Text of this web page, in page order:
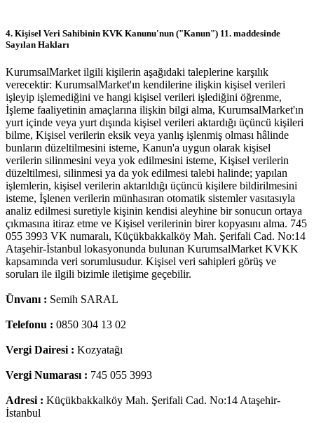
4. Kişisel Veri Sahibinin KVK Kanunu'nun ("Kanun") 11. maddesinde
Sayılan Hakları
KurumsalMarket ilgili kişilerin aşağıdaki taleplerine karşılık
verecektir: KurumsalMarket'ın kendilerine ilişkin kişisel verileri
işleyip işlemediğini ve hangi kişisel verileri işlediğini öğrenme,
İşleme faaliyetinin amaçlarına ilişkin bilgi alma, KurumsalMarket'ın
yurt içinde veya yurt dışında kişisel verileri aktardığı üçüncü kişileri
bilme, Kişisel verilerin eksik veya yanlış işlenmiş olması hâlinde
bunların düzeltilmesini isteme, Kanun'a uygun olarak kişisel
verilerin silinmesini veya yok edilmesini isteme, Kişisel verilerin
düzeltilmesi, silinmesi ya da yok edilmesi talebi halinde; yapılan
işlemlerin, kişisel verilerin aktarıldığı üçüncü kişilere bildirilmesini
isteme, İşlenen verilerin münhasıran otomatik sistemler vasıtasıyla
analiz edilmesi suretiyle kişinin kendisi aleyhine bir sonucun ortaya
çıkmasına itiraz etme ve Kişisel verilerinin birer kopyasını alma. 745
055 3993 VK numaralı, Küçükbakkalköy Mah. Şerifali Cad. No:14
Ataşehir-İstanbul lokasyonunda bulunan KurumsalMarket KVKK
kapsamında veri sorumlusudur. Kişisel veri sahipleri görüş ve
soruları ile ilgili bizimle iletişime geçebilir.
Ünvanı : Semih SARAL
Telefonu : 0850 304 13 02
Vergi Dairesi : Kozyatağı
Vergi Numarası : 745 055 3993
Adresi : Küçükbakkalköy Mah. Şerifali Cad. No:14 Ataşehir-
İstanbul